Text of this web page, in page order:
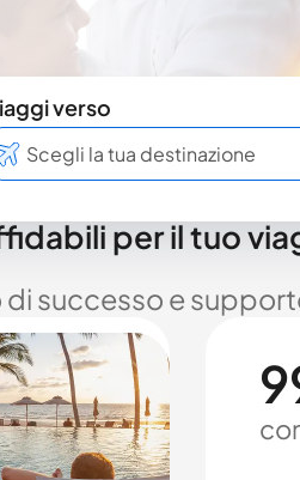
Viaggi verso
per il tuo
successo e